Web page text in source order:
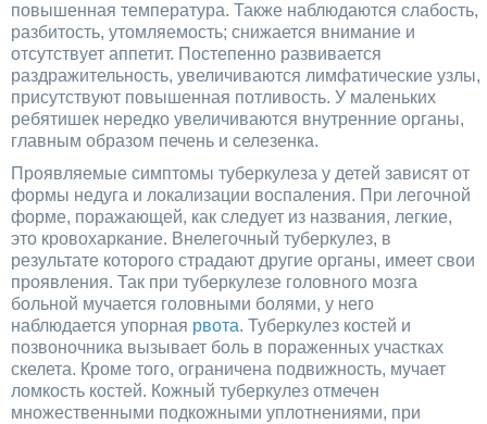
повышенная температура. Также наблюдаются слабость,
разбитость, утомляемость; снижается внимание и
отсутствует аппетит. Постепенно развивается
раздражительность, увеличиваются лимфатические узлы,
присутствуют повышенная потливость. У маленьких
ребятишек нередко увеличиваются внутренние органы,
главным образом печень и селезенка.
Проявляемые симптомы туберкулеза у детей зависят от
формы недуга и локализации воспаления. При легочной
форме, поражающей, как следует из названия, легкие,
это кровохаркание. Внелегочный туберкулез, в
результате которого страдают другие органы, имеет свои
проявления. Так при туберкулезе головного мозга
больной мучается головными болями, у него
наблюдается упорная рвота. Туберкулез костей и
позвоночника вызывает боль в пораженных участках
скелета. Кроме того, ограничена подвижность, мучает
ломкость костей. Кожный туберкулез отмечен
множественными подкожными уплотнениями, при